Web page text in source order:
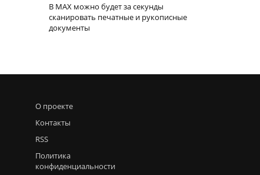
В MAX можно будет за секунды
сканировать печатные и рукописные
документы
О проекте
Контакты
RSS
Политика
конфиденциальности